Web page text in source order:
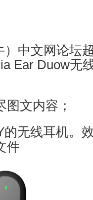
）中文网论坛
Ear Duow无
图文内容；
无线耳机。
件